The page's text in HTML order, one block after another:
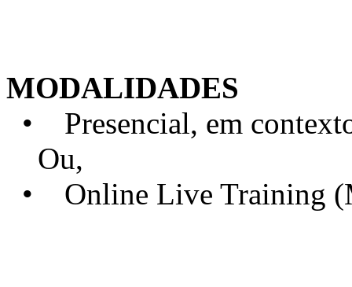
MODALIDADES
• Presencial, em
Ou,
• Online Live Training